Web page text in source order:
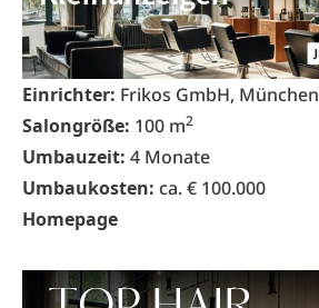
Einrichter: Frikos GmbH, München
Salongröße: 100 m2
Umbauzeit: 4 Monate
Umbaukosten: ca. € 100.000
Homepage